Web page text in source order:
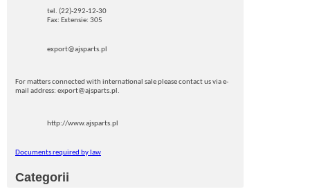
tel. (22)-292-12-30
Fax: Extensie: 305
export@ajsparts.pl
For matters connected with international sale please contact us via e-
mail address: export@ajsparts.pl.
http://www.ajsparts.pl
Documents required by law
Categorii